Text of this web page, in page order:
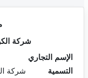
شركة
الإسم التجاري
التسمية
شركة